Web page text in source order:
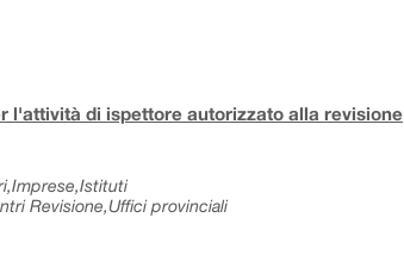
l'attività di ispettore autorizzato alla revisione
Revisione,Uffici provinciali